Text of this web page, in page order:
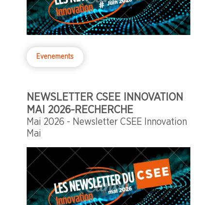
Evenements
NEWSLETTER CSEE INNOVATION
MAI 2026-RECHERCHE
Mai 2026 - Newsletter CSEE Innovation
Mai